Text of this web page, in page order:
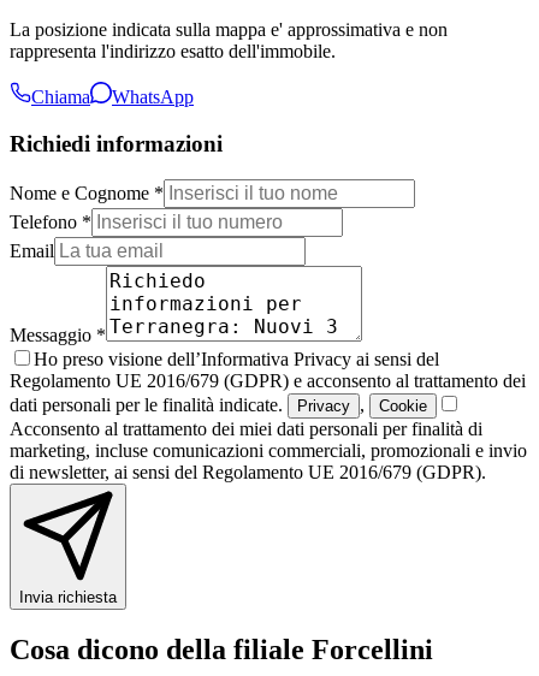
La posizione indicata sulla mappa e' approssimativa e non
rappresenta l'indirizzo esatto dell'immobile.
Chiama WhatsApp
Richiedi informazioni
Nome e Cognome *
Telefono *
Email
Messaggio *
Ho preso visione dell’Informativa Privacy ai sensi del
Regolamento UE 2016/679 (GDPR) e acconsento al trattamento dei
dati personali per le finalità indicate.
Privacy , Cookie
Acconsento al trattamento dei miei dati personali per finalità di
marketing, incluse comunicazioni commerciali, promozionali e invio
di newsletter, ai sensi del Regolamento UE 2016/679 (GDPR).
Invia richiesta
Cosa dicono della filiale Forcellini